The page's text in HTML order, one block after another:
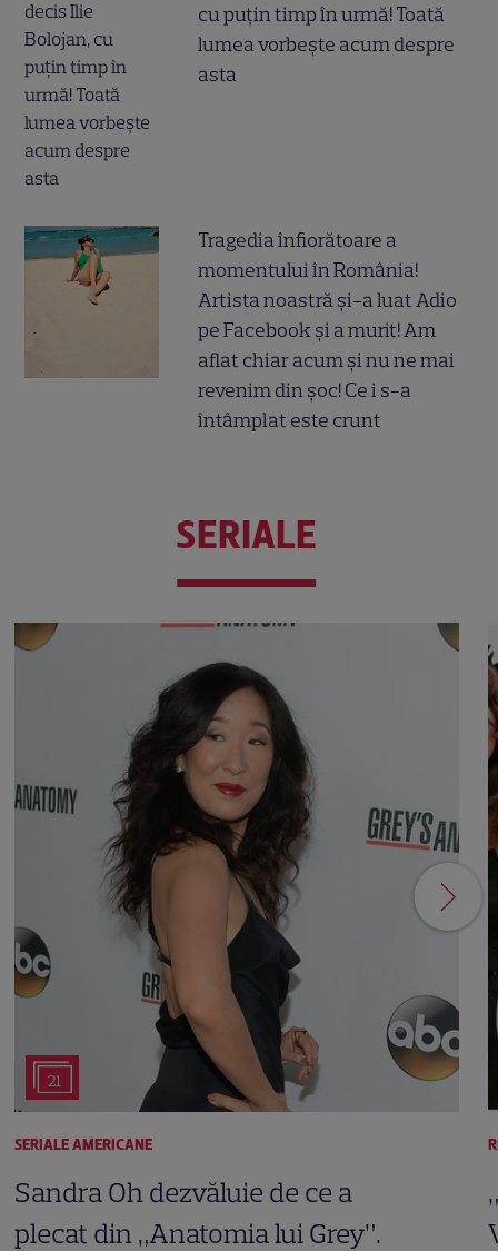
cu puțin timp în urmă! Toată
lumea vorbește acum despre
asta
Tragedia înfiorătoare a
momentului în România!
Artista noastră și-a luat Adio
pe Facebook și a murit! Am
aflat chiar acum și nu ne mai
revenim din șoc! Ce i s-a
întâmplat este crunt
SERIALE
21
SERIALE AMERICANE
Sandra Oh dezvăluie de ce a
plecat din „Anatomia lui Grey”.